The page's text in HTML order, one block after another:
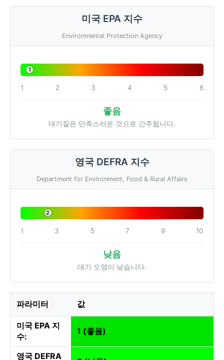
미국 EPA 지수
Environmental Protection Agency
1
1 2 3 4 5 6
좋음
대기질은 만족스러운 것으로 간주됩니다.
영국 DEFRA 지수
Department for Environment, Food & Rural Affairs
2
1 3 5 7 9 10
낮음
대기 오염이 낮습니다.
파라미터 값
미국 EPA 지
수:
1 (좋음)
영국 DEFRA